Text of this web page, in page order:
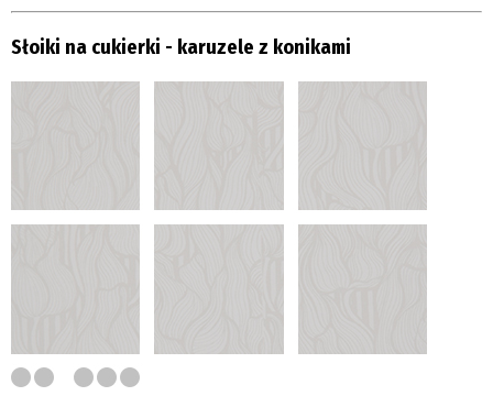
Słoiki na cukierki - karuzele z konikami